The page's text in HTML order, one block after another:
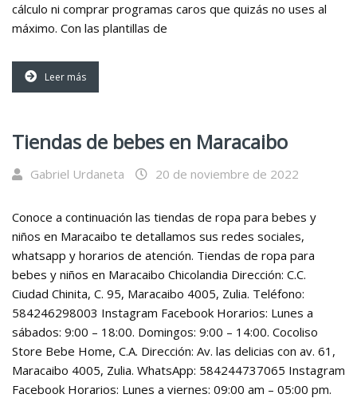
cálculo ni comprar programas caros que quizás no uses al
máximo. Con las plantillas de
Leer más
Tiendas de bebes en Maracaibo
Gabriel Urdaneta 20 de noviembre de 2022
Conoce a continuación las tiendas de ropa para bebes y
niños en Maracaibo te detallamos sus redes sociales,
whatsapp y horarios de atención. Tiendas de ropa para
bebes y niños en Maracaibo Chicolandia Dirección: C.C.
Ciudad Chinita, C. 95, Maracaibo 4005, Zulia. Teléfono:
584246298003 Instagram Facebook Horarios: Lunes a
sábados: 9:00 – 18:00. Domingos: 9:00 – 14:00. Cocoliso
Store Bebe Home, C.A. Dirección: Av. las delicias con av. 61,
Maracaibo 4005, Zulia. WhatsApp: 584244737065 Instagram
Facebook Horarios: Lunes a viernes: 09:00 am – 05:00 pm.